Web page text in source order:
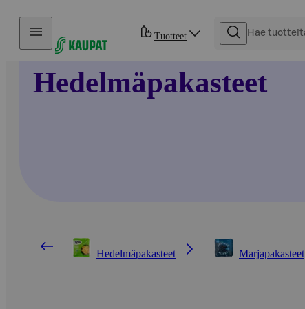
Hyppää sisältöön
Tuotteet
Hedelmäpakasteet
Hedelmäpakasteet Marjapakasteet